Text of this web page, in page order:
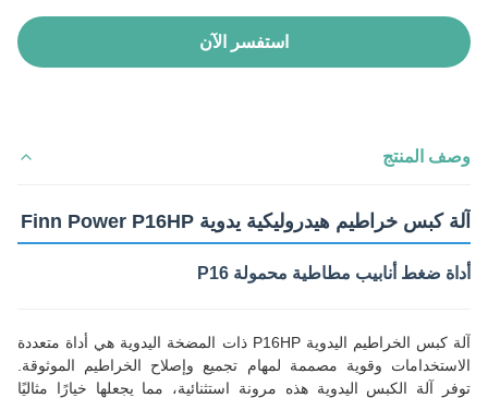
استفسر الآن
وصف المنتج
آلة كبس خراطيم هيدروليكية يدوية Finn Power P16HP
أداة ضغط أنابيب مطاطية محمولة P16
آلة كبس الخراطيم اليدوية P16HP ذات المضخة اليدوية هي أداة متعددة
الاستخدامات وقوية مصممة لمهام تجميع وإصلاح الخراطيم الموثوقة.
توفر آلة الكبس اليدوية هذه مرونة استثنائية، مما يجعلها خيارًا مثاليًا